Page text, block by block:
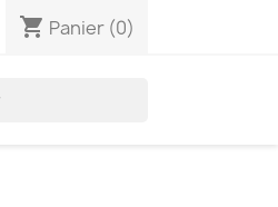
shopping_cart Panier (0)